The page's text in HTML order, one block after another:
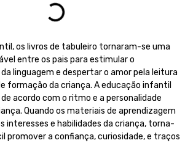
os livros de tabuleiro tornaram-se uma
entre os pais para estimular o
linguagem e despertar o amor pela leitura
formação da criança. A educação infantil
acordo com o ritmo e a personalidade
Quando os materiais de aprendizagem
interesses e habilidades da criança, torna-
promover a confiança, curiosidade, e traços